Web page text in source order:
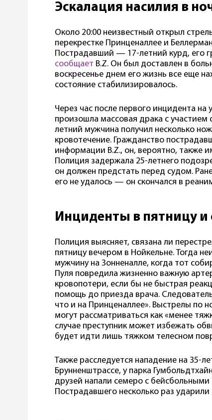
Эскалация насилия в
Около 20:00 неизвестный открыл
перекрестке Принценаллее и
Пострадавший — 17-летний курд, его
сообщает B.Z. Он был доставлен в
воскресенье днем его жизнь все еще
состояние стабилизировалось.
Через час после первого инцидента
произошла массовая драка с участием
летний мужчина получил несколько
кровотечение. Гражданство
информации B.Z., он, вероятно, также
Полиция задержала 25-летнего
он должен предстать перед судом.
его не удалось — он скончался в
Инциденты в пятницу и
Полиция выясняет, связана ли
пятницу вечером в Нойкельне. Тогда
мужчину на Зонненалле, когда тот
Пуля повредила жизненно важную
кровопотери, если бы не быстрая
помощь до приезда врача.
что и на Принценаллее». Выстрелы по
могут рассматриваться как «менее
случае преступник может избежать
будет идти лишь тяжком телесном
Также расследуется нападение на 35-
Брунненштрассе, у парка
друзей напали семеро с
Пострадавшего несколько раз